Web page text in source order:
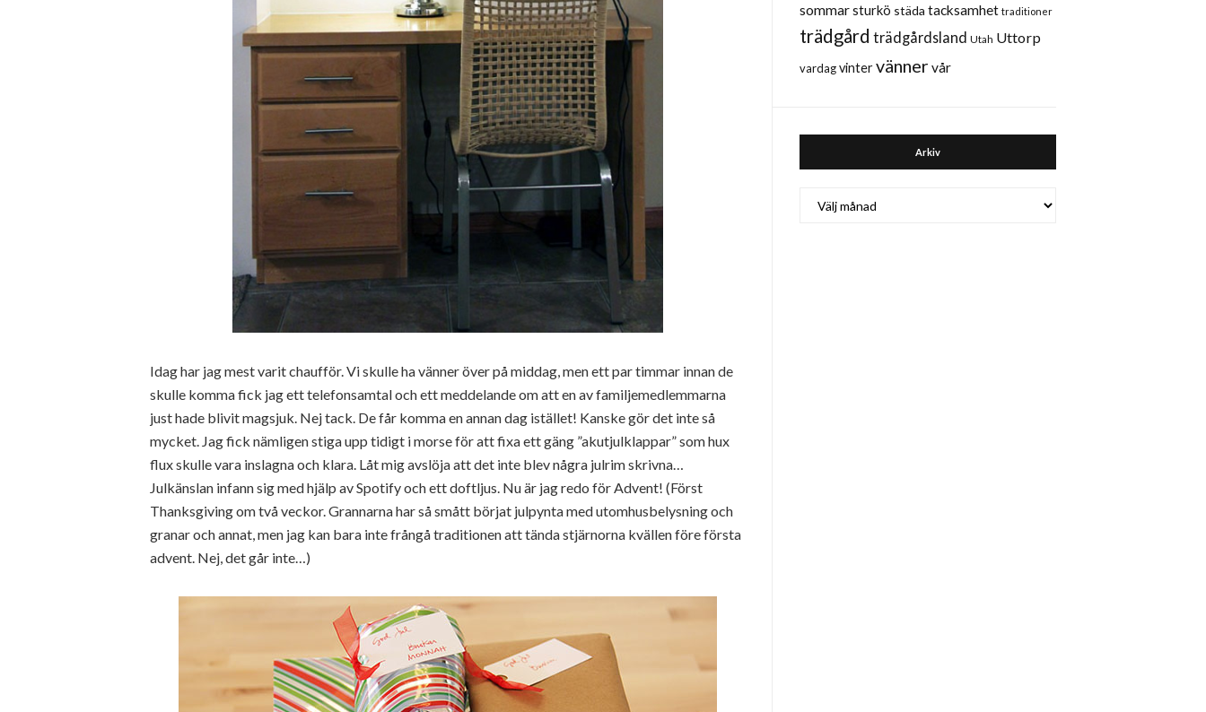
Idag har jag mest varit chaufför. Vi skulle ha vänner över på middag, men ett par timmar innan de
skulle komma fick jag ett telefonsamtal och ett meddelande om att en av familjemedlemmarna
just hade blivit magsjuk. Nej tack. De får komma en annan dag istället! Kanske gör det inte så
mycket. Jag fick nämligen stiga upp tidigt i morse för att fixa ett gäng ”akutjulklappar” som hux
flux skulle vara inslagna och klara. Låt mig avslöja att det inte blev några julrim skrivna…
Julkänslan infann sig med hjälp av Spotify och ett doftljus. Nu är jag redo för Advent! (Först
Thanksgiving om två veckor. Grannarna har så smått börjat julpynta med utomhusbelysning och
granar och annat, men jag kan bara inte frångå traditionen att tända stjärnorna kvällen före första
advent. Nej, det går inte…)
sommarsturkö städa tacksamhet traditioner
trädgård trädgårdsland Utah Uttorp
vardag vintervänner vår
Arkiv